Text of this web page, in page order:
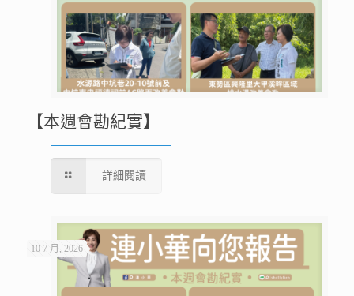
【本週會勘紀實】
詳細閱讀
10 7 月, 2026